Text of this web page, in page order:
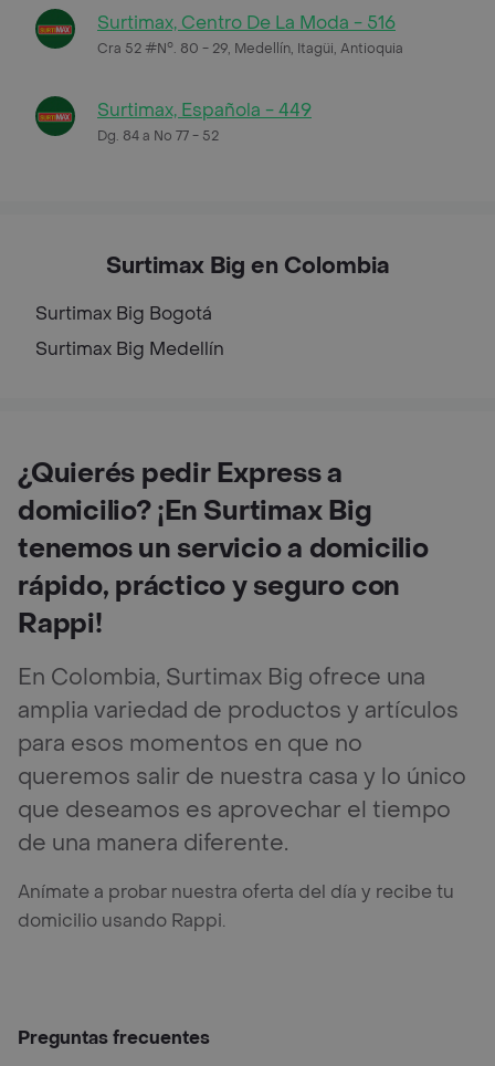
Surtimax, Centro De La Moda - 516
Cra 52 #N°. 80 - 29, Medellín, Itagüi, Antioquia
Surtimax, Española - 449
Dg. 84 a No 77 - 52
Surtimax Big en Colombia
Surtimax Big Bogotá
Surtimax Big Medellín
¿Quierés pedir Express a
domicilio? ¡En Surtimax Big
tenemos un servicio a domicilio
rápido, práctico y seguro con
Rappi!
En Colombia, Surtimax Big ofrece una
amplia variedad de productos y artículos
para esos momentos en que no
queremos salir de nuestra casa y lo único
que deseamos es aprovechar el tiempo
de una manera diferente.
Anímate a probar nuestra oferta del día y recibe tu
domicilio usando Rappi.
Preguntas frecuentes